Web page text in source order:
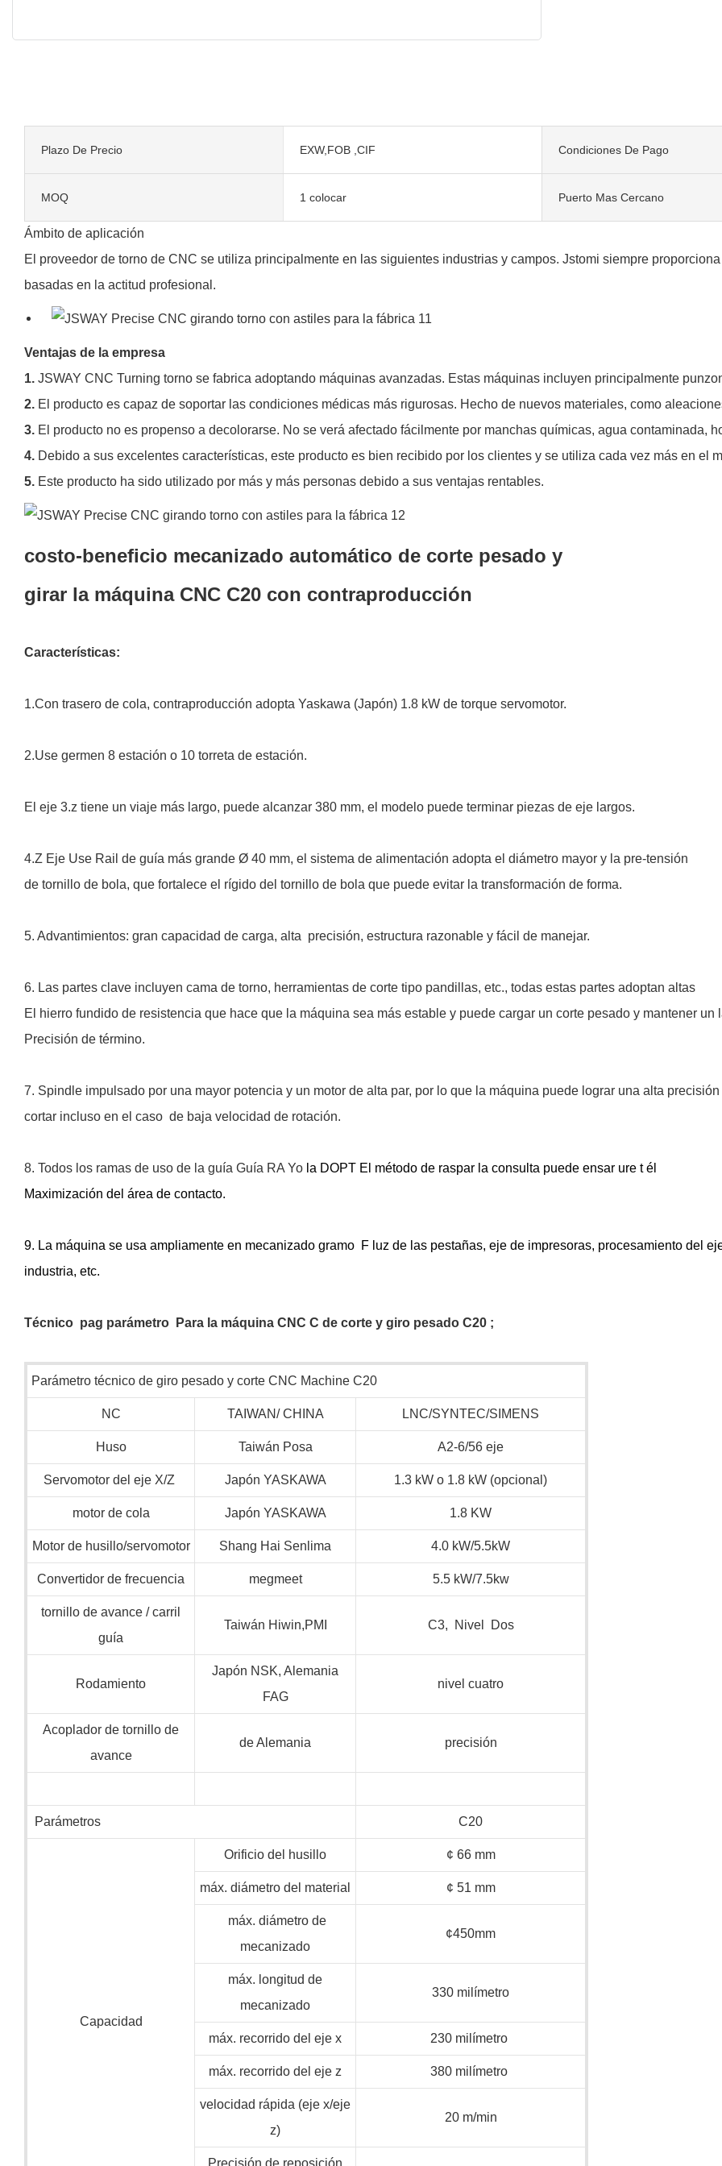
Plazo De Precio EXW,FOB ,CIF Condiciones De Pago
MOQ 1 colocar Puerto Mas Cercano
Ámbito de aplicación
El proveedor de torno de CNC se utiliza principalmente en las siguientes industrias y campos. Jstomi siempre
basadas en la actitud profesional.
Ventajas de la empresa
1. JSWAY CNC Turning torno se fabrica adoptando máquinas avanzadas. Estas máquinas incluyen principalmente
2. El producto es capaz de soportar las condiciones médicas más rigurosas. Hecho de nuevos materiales, como
3. El producto no es propenso a decolorarse. No se verá afectado fácilmente por manchas químicas, agua contaminada,
4. Debido a sus excelentes características, este producto es bien recibido por los clientes y se utiliza cada vez más en el
5. Este producto ha sido utilizado por más y más personas debido a sus ventajas rentables.
costo-beneficio mecanizado automático de corte pesado y
girar la máquina CNC C20 con contraproducción
Características:
1.Con trasero de cola, contraproducción adopta Yaskawa (Japón) 1.8 kW de torque servomotor.
2.Use germen 8 estación o 10 torreta de estación.
El eje 3.z tiene un viaje más largo, puede alcanzar 380 mm, el modelo puede terminar piezas de eje largos.
4.Z Eje Use Rail de guía más grande Ø 40 mm, el sistema de alimentación adopta el diámetro mayor y la pre-tensión
de tornillo de bola, que fortalece el rígido del tornillo de bola que puede evitar la transformación de forma.
5. Advantimientos: gran capacidad de carga, alta precisión, estructura razonable y fácil de manejar.
6. Las partes clave incluyen cama de torno, herramientas de corte tipo pandillas, etc., todas estas partes adoptan altas
El hierro fundido de resistencia que hace que la máquina sea más estable y puede cargar un corte pesado y mantener un
Precisión de término.
7. Spindle impulsado por una mayor potencia y un motor de alta par, por lo que la máquina puede lograr una alta precisión
cortar incluso en el caso de baja velocidad de rotación.
8. Todos los ramas de uso de la guía Guía RA Yo la DOPT El método de raspar la consulta puede ensar ure tél
Maximización del área de contacto.
9. La máquina se usa ampliamente en mecanizado gramo F luz de las pestañas, eje de impresoras, procesamiento del
industria, etc.
Técnico pag parámetro Para la máquina CNC C de corte y giro pesado C20 ;
Parámetro técnico de giro pesado y corte CNC Machine C20
NC TAIWAN/ CHINA LNC/SYNTEC/SIMENS
Huso Taiwán Posa A2-6/56 eje
Servomotor del eje X/Z Japón YASKAWA 1.3 kW o 1.8 kW (opcional)
motor de cola Japón YASKAWA 1.8 KW
Motor de husillo/servomotor Shang Hai Senlima 4.0 kW/5.5kW
Convertidor de frecuencia megmeet 5.5 kW/7.5kw
tornillo de avance / carril
guía
Taiwán Hiwin,PMI C3, Nivel Dos
Rodamiento
Japón NSK, Alemania
FAG
nivel cuatro
Acoplador de tornillo de
avance
de Alemania precisión
Parámetros C20
Capacidad
Orificio del husillo ¢ 66 mm
máx. diámetro del material ¢ 51 mm
máx. diámetro de
mecanizado
¢450mm
máx. longitud de
mecanizado
330 milímetro
máx. recorrido del eje x 230 milímetro
máx. recorrido del eje z 380 milímetro
velocidad rápida (eje x/eje
z)
20 m/min
Precisión de reposición